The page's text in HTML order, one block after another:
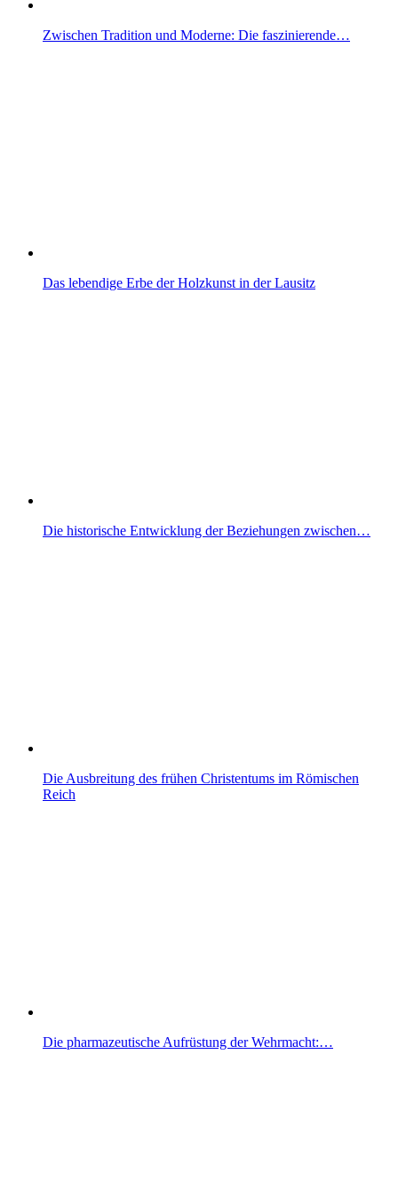
Zwischen Tradition und Moderne: Die faszinierende…
Das lebendige Erbe der Holzkunst in der Lausitz
Die historische Entwicklung der Beziehungen zwischen…
Die Ausbreitung des frühen Christentums im Römischen
Reich
Die pharmazeutische Aufrüstung der Wehrmacht:…